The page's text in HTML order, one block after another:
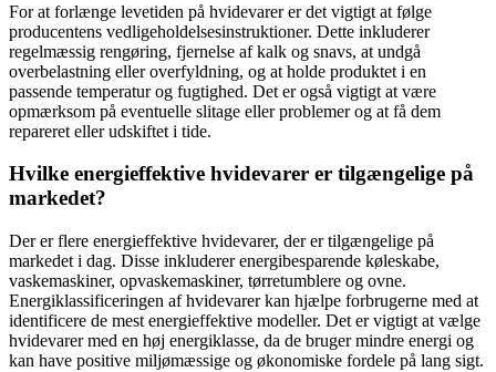
For at forlænge levetiden på hvidevarer er det vigtigt at følge
producentens vedligeholdelsesinstruktioner. Dette inkluderer
regelmæssig rengøring, fjernelse af kalk og snavs, at undgå
overbelastning eller overfyldning, og at holde produktet i en
passende temperatur og fugtighed. Det er også vigtigt at være
opmærksom på eventuelle slitage eller problemer og at få dem
repareret eller udskiftet i tide.
Hvilke energieffektive hvidevarer er tilgængelige på
markedet?
Der er flere energieffektive hvidevarer, der er tilgængelige på
markedet i dag. Disse inkluderer energibesparende køleskabe,
vaskemaskiner, opvaskemaskiner, tørretumblere og ovne.
Energiklassificeringen af hvidevarer kan hjælpe forbrugerne med at
identificere de mest energieffektive modeller. Det er vigtigt at vælge
hvidevarer med en høj energiklasse, da de bruger mindre energi og
kan have positive miljømæssige og økonomiske fordele på lang sigt.